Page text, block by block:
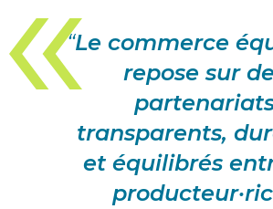
“Le commerce
repose sur
transparents,
et équilibrés